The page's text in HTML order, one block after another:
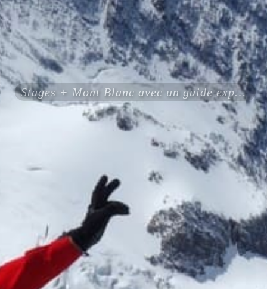
Stages + Mont Blanc avec un guide expérimenté certifié ENSA UIAGM